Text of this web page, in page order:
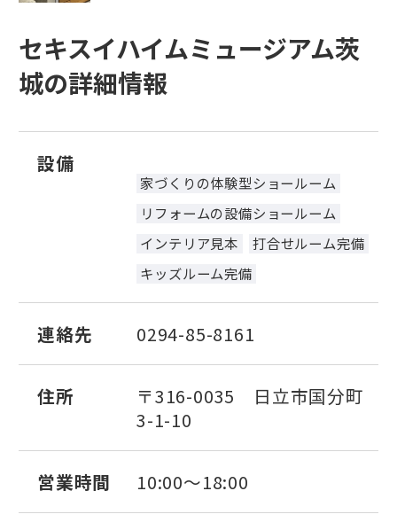
セキスイハイムミュージアム茨
城の詳細情報
設備
家づくりの体験型ショールーム
リフォームの設備ショールーム
インテリア見本
打合せルーム完備
キッズルーム完備
連絡先 0294-85-8161
住所
〒316-0035 日立市国分町
3-1-10
営業時間 10:00～18:00